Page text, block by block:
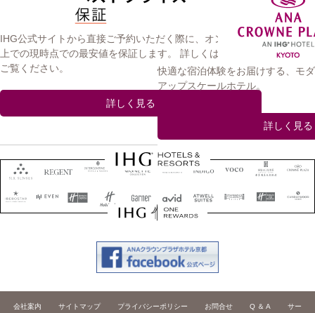
IHG公式サイトから直接ご予約いただく際に、オンライン
上での現時点での最安値を保証します。 詳しくはこちらを
ご覧ください。
詳しく見る
快適な宿泊体験をお届けする、モ
アップスケールホテル。
詳しく見る
会社案内 サイトマップ プライバシーポリシー お問合せ Q ＆ A サー